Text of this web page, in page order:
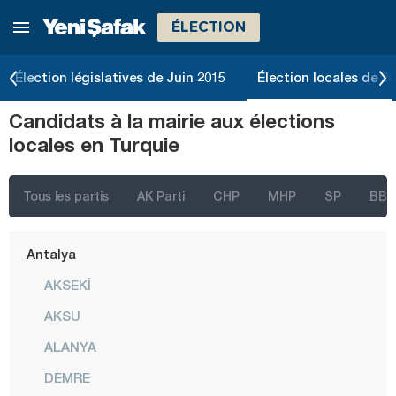
ÉLECTION
Élection législatives de Juin 2015 Élection locales de
Candidats à la mairie aux élections
locales en Turquie
Tous les partis AK Parti CHP MHP SP BBP
Izmir
Afyonkarahisar
Ağrı
Amasya
Antalya
AKSEKİ
AKSU
ALANYA
DEMRE